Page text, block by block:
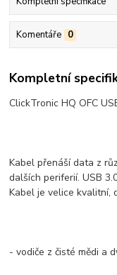
Komentáře 0
Kompletní
ClickTronic HQ OFC
Kabel přenáší data z
dalších periferií. USB
Kabel je velice kvalitní,
- vodiče z čisté mědi a